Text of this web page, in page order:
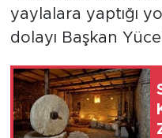
yaylalara yaptığı
dolayı Başkan